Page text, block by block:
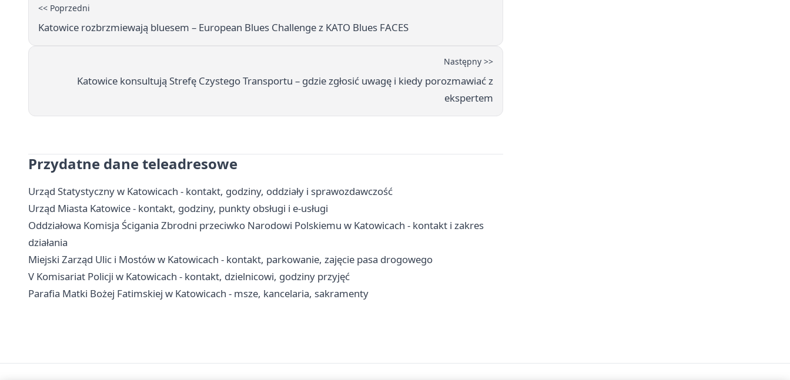
<< Poprzedni
Katowice rozbrzmiewają bluesem – European Blues Challenge z KATO Blues FACES
Następny >>
Katowice konsultują Strefę Czystego Transportu – gdzie zgłosić uwagę i kiedy porozmawiać z
ekspertem
Przydatne dane teleadresowe
Urząd Statystyczny w Katowicach - kontakt, godziny, oddziały i sprawozdawczość
Urząd Miasta Katowice - kontakt, godziny, punkty obsługi i e-usługi
Oddziałowa Komisja Ścigania Zbrodni przeciwko Narodowi Polskiemu w Katowicach - kontakt i zakres
działania
Miejski Zarząd Ulic i Mostów w Katowicach - kontakt, parkowanie, zajęcie pasa drogowego
V Komisariat Policji w Katowicach - kontakt, dzielnicowi, godziny przyjęć
Parafia Matki Bożej Fatimskiej w Katowicach - msze, kancelaria, sakramenty